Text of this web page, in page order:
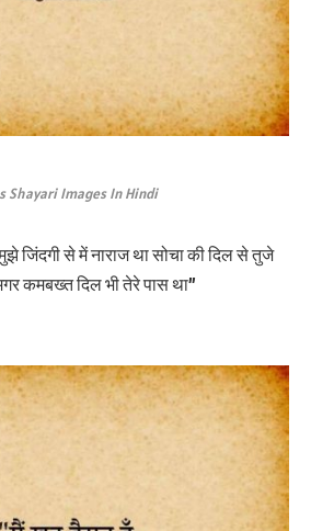
Shayari Images In Hindi
जिंदगी से में नाराज था सोचा की दिल से तुजे
कमबख्त दिल भी तेरे पास था”